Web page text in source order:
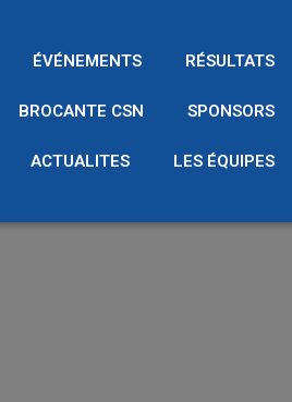
ÉVÉNEMENTS RÉSULTATS
BROCANTE CSN SPONSORS
ACTUALITES LES ÉQUIPES